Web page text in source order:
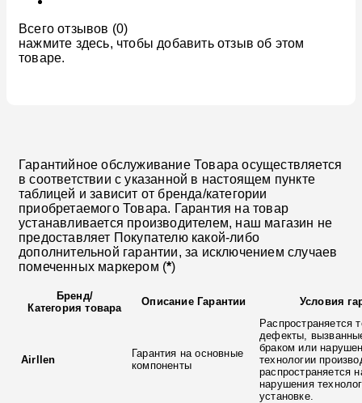
Всего отзывов (0)
нажмите здесь, чтобы добавить отзыв об этом
товаре.
Гарантийное обслуживание Товара осуществляется
в соответствии с указанной в настоящем пункте
таблицей и зависит от бренда/категории
приобретаемого Товара. Гарантия на товар
устанавливается производителем, наш магазин не
предоставляет Покупателю какой-либо
дополнительной гарантии, за исключением случаев
помеченных маркером (*)
Бренд/
Категория товара
Описание Гарантии Условия
Airllen
Гарантия на основные
компоненты
Распространяется
дефекты,
браком или
технологии
распространяется
нарушения
установке.